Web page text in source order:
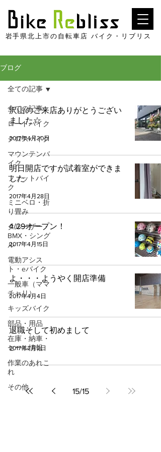
​岩手県北上市の自転車店 バイク・リブリス
ブログ
全ての記事
ロードバイク
クロスバイク
マウンテンバ
イク
ファットバイ
ク
ミニベロ・折
り畳み
クルーザー・
BMX・シング
ル
電動アシス
ト・eバイク
一般車（ママ
チャリ）
キッズバイク
部品・用品
在庫・納車・
セール情報
作業のあれこ
れ
その他
全ての記事
沢山のご来店ありがとうござい
ました☆
2017年4月30日
明日開店ですが試着室ができま
した
2017年4月28日
4/29オープン！
2017年4月15日
よ・・・ようやく開店準備
2017年4月4日
退職そして初めまして
2017年2月2日
15/15